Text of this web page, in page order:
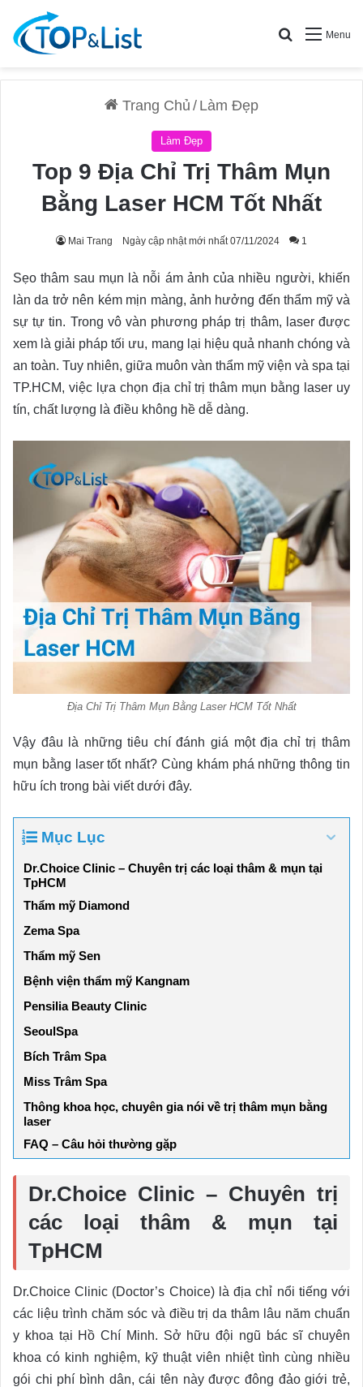
Menu
Search for
Trang Chủ / Làm Đẹp
Làm Đẹp
Top 9 Địa Chỉ Trị Thâm Mụn
Bằng Laser HCM Tốt Nhất
Mai Trang Ngày cập nhật mới nhất 07/11/2024 1
Sẹo thâm sau mụn là nỗi ám ảnh của nhiều người, khiến
làn da trở nên kém mịn màng, ảnh hưởng đến thẩm mỹ và
sự tự tin. Trong vô vàn phương pháp trị thâm, laser được
xem là giải pháp tối ưu, mang lại hiệu quả nhanh chóng và
an toàn. Tuy nhiên, giữa muôn vàn thẩm mỹ viện và spa tại
TP.HCM, việc lựa chọn địa chỉ trị thâm mụn bằng laser uy
tín, chất lượng là điều không hề dễ dàng.
Địa Chỉ Trị Thâm Mụn Bằng Laser HCM Tốt Nhất
Vậy đâu là những tiêu chí đánh giá một địa chỉ trị thâm
mụn bằng laser tốt nhất? Cùng khám phá những thông tin
hữu ích trong bài viết dưới đây.
Mục Lục
Dr.Choice Clinic – Chuyên trị các loại thâm & mụn tại
TpHCM
Thẩm mỹ Diamond
Zema Spa
Thẩm mỹ Sen
Bệnh viện thẩm mỹ Kangnam
Pensilia Beauty Clinic
SeoulSpa
Bích Trâm Spa
Miss Trâm Spa
Thông khoa học, chuyên gia nói về trị thâm mụn bằng
laser
FAQ – Câu hỏi thường gặp
Dr.Choice Clinic – Chuyên trị
các loại thâm & mụn tại
TpHCM
Dr.Choice Clinic (Doctor’s Choice) là địa chỉ nổi tiếng với
các liệu trình chăm sóc và điều trị da thâm lâu năm chuẩn
y khoa tại Hồ Chí Minh. Sở hữu đội ngũ bác sĩ chuyên
khoa có kinh nghiệm, kỹ thuật viên nhiệt tình cùng nhiều
gói chi phí bình dân, cái tên này được đông đảo giới trẻ,